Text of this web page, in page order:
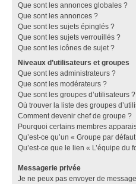
Que sont les annonces globales ?
Que sont les annonces ?
Que sont les sujets épinglés ?
Que sont les sujets verrouillés ?
Que sont les icônes de sujet ?
Niveaux d’utilisateurs et groupes
Que sont les administrateurs ?
Que sont les modérateurs ?
Que sont les groupes d’utilisateurs ?
Où trouver la liste des groupes
Comment devenir chef de groupe ?
Pourquoi certains membres
Qu’est-ce qu’un « Groupe par
Qu’est-ce que le lien « L’équipe du
Messagerie privée
Je ne peux pas envoyer de